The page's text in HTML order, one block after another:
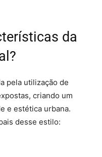
da
pela utilização de
criando um
e estética urbana.
desse estilo: